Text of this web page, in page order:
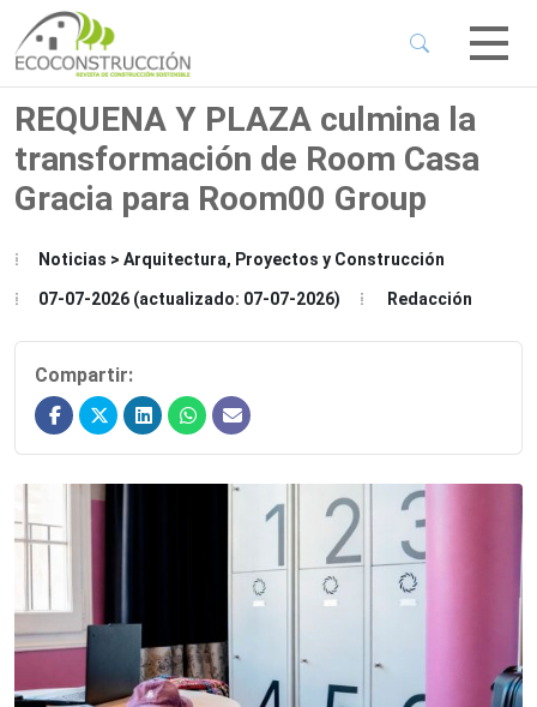
Menu
Menu
REQUENA Y PLAZA culmina la
transformación de Room Casa
Gracia para Room00 Group
Noticias > Arquitectura, Proyectos y Construcción
07-07-2026 (actualizado: 07-07-2026) Redacción
Compartir: